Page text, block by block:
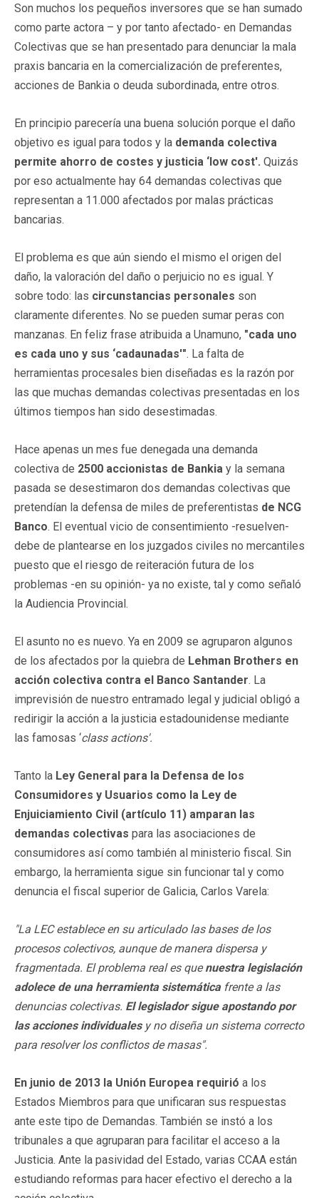
Son muchos los pequeños inversores que se han sumado
como parte actora – y por tanto afectado- en Demandas
Colectivas que se han presentado para denunciar la mala
praxis bancaria en la comercialización de preferentes,
acciones de Bankia o deuda subordinada, entre otros.
En principio parecería una buena solución porque el daño
objetivo es igual para todos y la demanda colectiva
permite ahorro de costes y justicia ‘low cost'. Quizás
por eso actualmente hay 64 demandas colectivas que
representan a 11.000 afectados por malas prácticas
bancarias.
El problema es que aún siendo el mismo el origen del
daño, la valoración del daño o perjuicio no es igual. Y
sobre todo: las circunstancias personales son
claramente diferentes. No se pueden sumar peras con
manzanas. En feliz frase atribuida a Unamuno, "cada uno
es cada uno y sus ‘cadaunadas'". La falta de
herramientas procesales bien diseñadas es la razón por
las que muchas demandas colectivas presentadas en los
últimos tiempos han sido desestimadas.
Hace apenas un mes fue denegada una demanda
colectiva de 2500 accionistas de Bankia y la semana
pasada se desestimaron dos demandas colectivas que
pretendían la defensa de miles de preferentistas de NCG
Banco. El eventual vicio de consentimiento -resuelven-
debe de plantearse en los juzgados civiles no mercantiles
puesto que el riesgo de reiteración futura de los
problemas -en su opinión- ya no existe, tal y como señaló
la Audiencia Provincial.
El asunto no es nuevo. Ya en 2009 se agruparon algunos
de los afectados por la quiebra de Lehman Brothers en
acción colectiva contra el Banco Santander. La
imprevisión de nuestro entramado legal y judicial obligó a
redirigir la acción a la justicia estadounidense mediante
las famosas ‘class actions'.
Tanto la Ley General para la Defensa de los
Consumidores y Usuarios como la Ley de
Enjuiciamiento Civil (artículo 11) amparan las
demandas colectivas para las asociaciones de
consumidores así como también al ministerio fiscal. Sin
embargo, la herramienta sigue sin funcionar tal y como
denuncia el fiscal superior de Galicia, Carlos Varela:
"La LEC establece en su articulado las bases de los
procesos colectivos, aunque de manera dispersa y
fragmentada. El problema real es quenuestra legislación
adolece de una herramienta sistemáticafrente a las
denuncias colectivas. El legislador sigue apostando por
las acciones individualesy no diseña un sistema correcto
para resolver los conflictos de masas".
En junio de 2013 la Unión Europea requirió a los
Estados Miembros para que unificaran sus respuestas
ante este tipo de Demandas. También se instó a los
tribunales a que agruparan para facilitar el acceso a la
Justicia. Ante la pasividad del Estado, varias CCAA están
estudiando reformas para hacer efectivo el derecho a la